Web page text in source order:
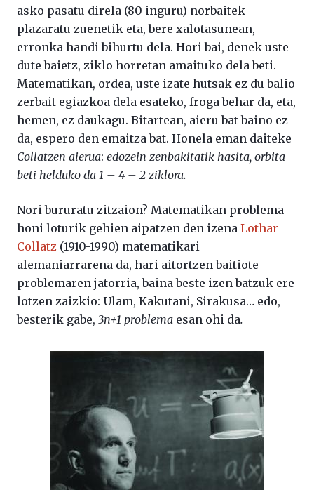
asko pasatu direla (80 inguru) norbaitek
plazaratu zuenetik eta, bere xalotasunean,
erronka handi bihurtu dela. Hori bai, denek uste
dute baietz, ziklo horretan amaituko dela beti.
Matematikan, ordea, uste izate hutsak ez du balio
zerbait egiazkoa dela esateko, froga behar da, eta,
hemen, ez daukagu. Bitartean, aieru bat baino ez
da, espero den emaitza bat. Honela eman daiteke
Collatzen aierua: edozein zenbakitatik hasita, orbita
beti helduko da 1 – 4 – 2 ziklora.
Nori bururatu zitzaion? Matematikan problema
honi loturik gehien aipatzen den izena Lothar
Collatz (1910-1990) matematikari
alemaniarrarena da, hari aitortzen baitiote
problemaren jatorria, baina beste izen batzuk ere
lotzen zaizkio: Ulam, Kakutani, Sirakusa… edo,
besterik gabe, 3n+1 problema esan ohi da.